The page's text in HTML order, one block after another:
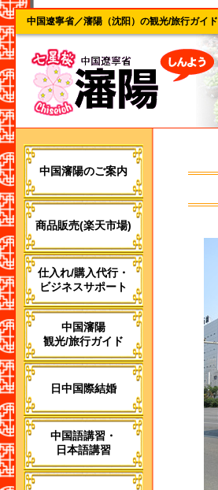
中国遼寧省／瀋陽（沈阳）の観光/旅行ガイド
中国瀋陽のご案内
商品販売(楽天市場)
仕入れ/購入代行・
ビジネスサポート
中国瀋陽
観光/旅行ガイド
日中国際結婚
中国語講習・
日本語講習